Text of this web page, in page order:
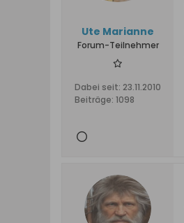
Ute Marianne
Forum-Teilnehmer
Dabei seit: 23.11.2010
Beiträge: 1098